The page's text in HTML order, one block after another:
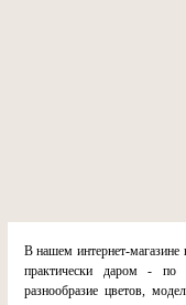
В нашем интернет-
практически даром - по
разнообразие цветов,